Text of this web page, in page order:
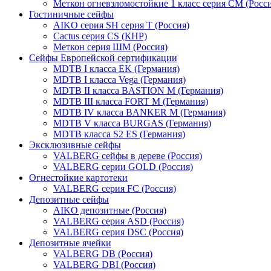
Меткон огневзломостойкие 1 класс серия СМ
Гостиничные сейфы
AIKO серия SH серия Т (Россия)
Cactus серия CS (КНР)
Меткон серия ШМ (Россия)
Сейфы Европейской сертификации
MDTB I класса EK (Германия)
MDTB I класса Vega (Германия)
MDTB II класса BASTION M (Германия)
MDTB III класса FORT M (Германия)
MDTB IV класса BANKER M (Германия)
MDTB V класса BURGAS (Германия)
MDTB класса S2 ES (Германия)
Эксклюзивные сейфы
VALBERG сейфы в дереве (Россия)
VALBERG серии GOLD (Россия)
Огнестойкие картотеки
VALBERG серия FC (Россия)
Депозитные сейфы
AIKO депозитные (Россия)
VALBERG серия ASD (Россия)
VALBERG серия DSC (Россия)
Депозитные ячейки
VALBERG DB (Россия)
VALBERG DBI (Россия)